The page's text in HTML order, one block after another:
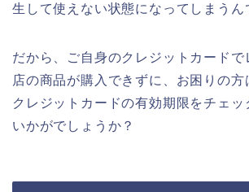
生して使えない状態になってしまうん
だから、ご自身のクレジットカードで
店の商品が購入できずに、お困りの方
クレジットカードの有効期限をチェッ
いかがでしょうか？